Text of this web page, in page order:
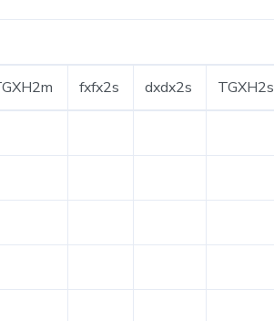
fxfx2s dxdx2s TGXH2s